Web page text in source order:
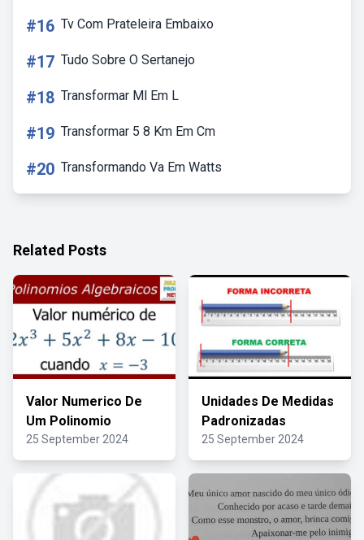
#16 Tv Com Prateleira Embaixo
#17 Tudo Sobre O Sertanejo
#18 Transformar Ml Em L
#19 Transformar 5 8 Km Em Cm
#20 Transformando Va Em Watts
Related Posts
Valor Numerico De
Um Polinomio
25 September 2024
Unidades De Medidas
Padronizadas
25 September 2024